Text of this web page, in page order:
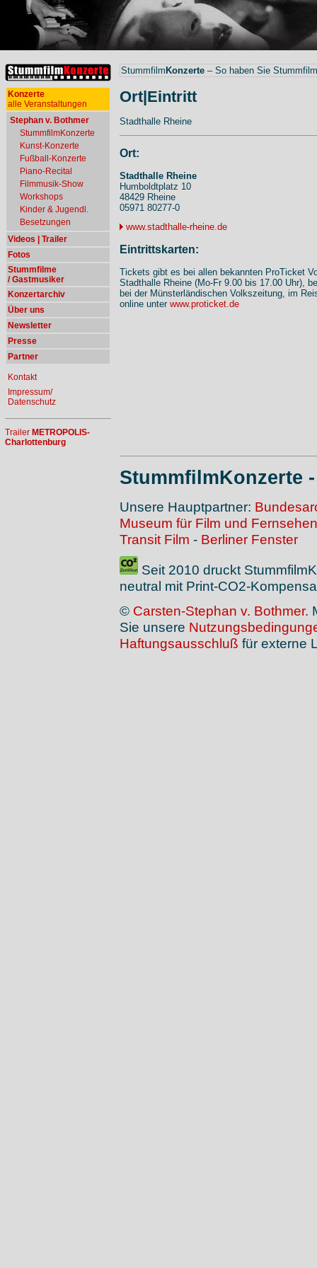
Konzerte
alle Veranstaltungen
Stephan v. Bothmer
StummfilmKonzerte
Kunst-Konzerte
Fußball-Konzerte
Piano-Recital
Filmmusik-Show
Workshops
Kinder & Jugendl.
Besetzungen
Videos | Trailer
Fotos
Stummfilme
/ Gastmusiker
Konzertarchiv
Über uns
Newsletter
Presse
Partner
Kontakt
Impressum/
Datenschutz
Trailer METROPOLIS-
Charlottenburg
Stummfilm Konzerte – So haben Sie
Ort|Eintritt
Stadthalle Rheine
Ort:
Stadthalle Rheine
Humboldtplatz 10
48429 Rheine
05971 80277-0
www.stadthalle-rheine.de
Eintrittskarten:
Tickets gibt es bei allen bekannten ProTicket
Stadthalle Rheine (Mo-Fr 9.00 bis 17.00 Uhr),
bei der Münsterländischen Volkszeitung, im
online unter www.proticket.de
StummfilmKonzerte
Unsere Hauptpartner:
Museum für Film und Fernsehen
Transit Film - Berliner Fenster
Seit 2010 druckt
neutral mit Print-CO2-
© Carsten-Stephan v. Bothmer.
Sie unsere
Haftungsausschluß für externe